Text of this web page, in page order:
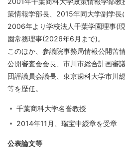
策情報学部長、2015年同大学副学長
2006年より学校法人千葉学園理事(
園常務理事(2026年6月まで)。
このほか、参議院事務局情報公開苦
公開審査会会長、市川市総合計画審
団評議員会議長、東京歯科大学市川
等を歴任。
千葉商科大学名誉教授
2014年11月、瑞宝中綬章を受章
公表論文等